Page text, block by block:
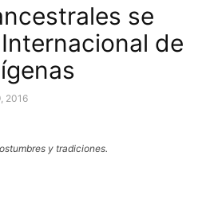
se
de
2016
y tradiciones.